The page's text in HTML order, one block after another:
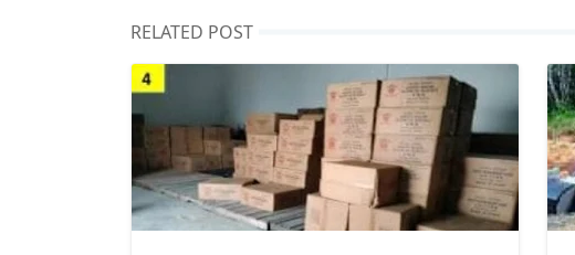
RELATED POST